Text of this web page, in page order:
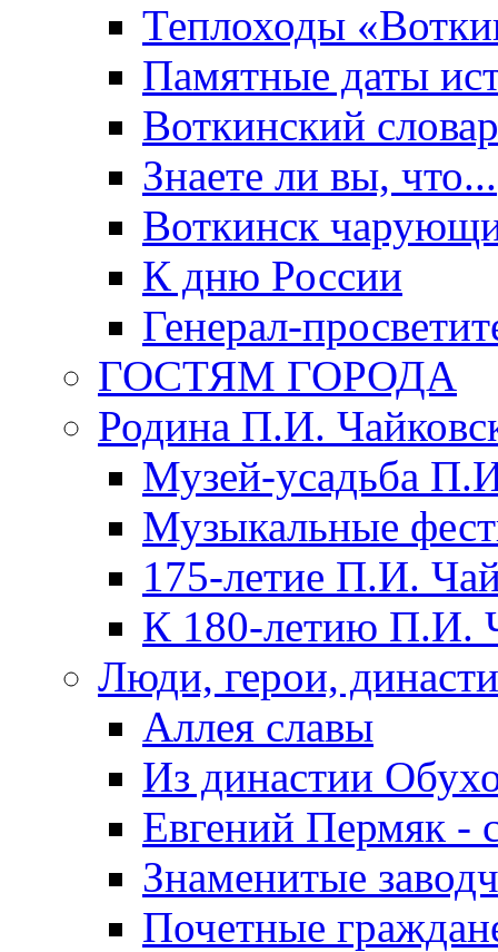
Теплоходы
Памятные даты
Воткинский
Знаете ли вы, что...
Воткинск
К дню России
Генерал-
ГОСТЯМ ГОРОДА
Родина П.И.
Музей-усадьба
Музыкальные
175-летие П.И.
К 180-летию П.И.
Люди, герои,
Аллея славы
Из династии
Евгений Пермяк -
Знаменитые
Почетные